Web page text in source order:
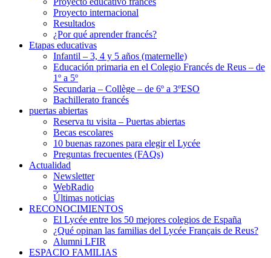
Proyecto internacional
Resultados
¿Por qué aprender francés?
Etapas educativas
Infantil – 3, 4 y 5 años (maternelle)
Educación primaria en el Colegio Francés de Reus – de
1º a 5º
Secundaria – Collège – de 6º a 3ºESO
Bachillerato francés
puertas abiertas
Reserva tu visita – Puertas abiertas
Becas escolares
10 buenas razones para elegir el Lycée
Preguntas frecuentes (FAQs)
Actualidad
Newsletter
WebRadio
Últimas noticias
RECONOCIMIENTOS
El Lycée entre los 50 mejores colegios de España
¿Qué opinan las familias del Lycée Français de Reus?
Alumni LFIR
ESPACIO FAMILIAS